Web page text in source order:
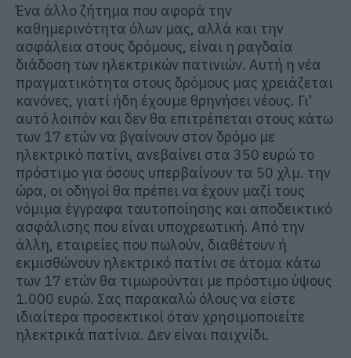
Ένα άλλο ζήτημα που αφορά την
καθημερινότητα όλων μας, αλλά και την
ασφάλεια στους δρόμους, είναι η ραγδαία
διάδοση των ηλεκτρικών πατινιών. Αυτή η νέα
πραγματικότητα στους δρόμους μας χρειάζεται
κανόνες, γιατί ήδη έχουμε θρηνήσει νέους. Γι’
αυτό λοιπόν και δεν θα επιτρέπεται στους κάτω
των 17 ετών να βγαίνουν στον δρόμο με
ηλεκτρικό πατίνι, ανεβαίνει στα 350 ευρώ το
πρόστιμο για όσους υπερβαίνουν τα 50 χλμ. την
ώρα, οι οδηγοί θα πρέπει να έχουν μαζί τους
νόμιμα έγγραφα ταυτοποίησης και αποδεικτικό
ασφάλισης που είναι υποχρεωτική. Από την
άλλη, εταιρείες που πωλούν, διαθέτουν ή
εκμισθώνουν ηλεκτρικό πατίνι σε άτομα κάτω
των 17 ετών θα τιμωρούνται με πρόστιμο ύψους
1.000 ευρώ. Σας παρακαλώ όλους να είστε
ιδιαίτερα προσεκτικοί όταν χρησιμοποιείτε
ηλεκτρικά πατίνια. Δεν είναι παιχνίδι.